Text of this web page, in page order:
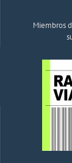
Miembros